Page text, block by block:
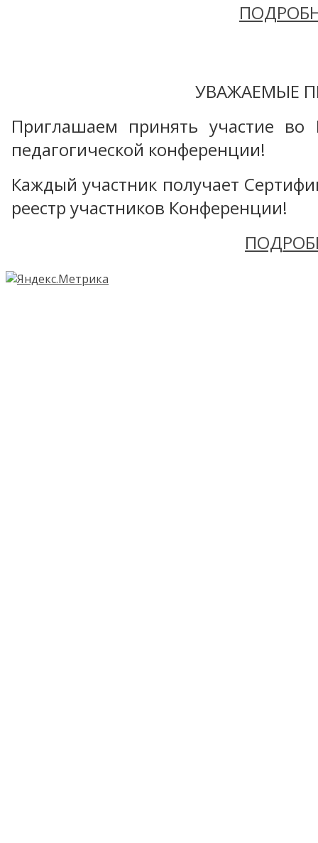
УВАЖАЕМЫЕ
Приглашаем принять участие во
педагогической конференции!
Каждый участник получает
реестр участников Конференции!